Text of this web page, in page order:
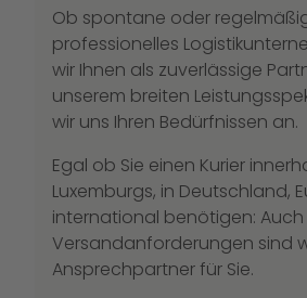
Ob spontane oder
professionelles
wir Ihnen als zuverlässige
unserem breiten
wir uns Ihren Bedürfnissen an.
Egal ob Sie einen Kurier
Luxemburgs, in Deutschland,
international benötigen: Auch
Versandanforderungen sind
Ansprechpartner für Sie.